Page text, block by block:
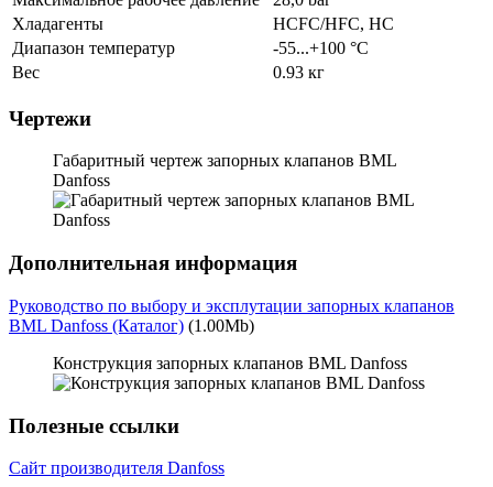
Хладагенты
HCFC/HFC, HC
Диапазон температур
-55...+100 °C
Вес
0.93 кг
Чертежи
Габаритный чертеж запорных клапанов BML
Danfoss
Дополнительная информация
Руководство по выбору и эксплутации запорных клапанов
BML Danfoss (Каталог) (1.00Mb)
Конструкция запорных клапанов BML Danfoss
Полезные ссылки
Сайт производителя Danfoss